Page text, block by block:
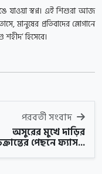
যাওয়া স্বপ্ন। এই শিশুরা আজ
মানুষের প্রতিবাদের স্লোগানে
হিসেবে।
পরবর্তী সংবাদ
অসুরের মুখে দাড়ির
পেছনে ফ্যাস...